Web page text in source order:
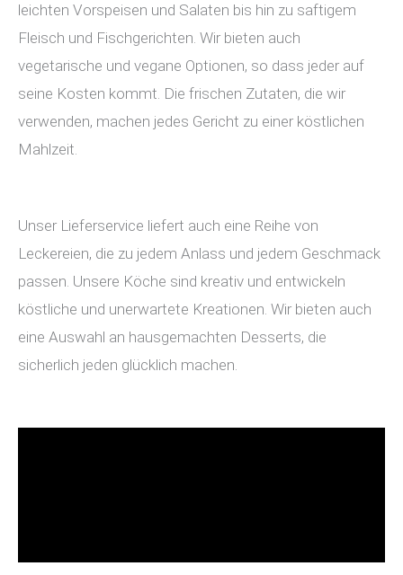
leichten Vorspeisen und Salaten bis hin zu saftigem
Fleisch und Fischgerichten. Wir bieten auch
vegetarische und vegane Optionen, so dass jeder auf
seine Kosten kommt. Die frischen Zutaten, die wir
verwenden, machen jedes Gericht zu einer köstlichen
Mahlzeit.
Unser Lieferservice liefert auch eine Reihe von
Leckereien, die zu jedem Anlass und jedem Geschmack
passen. Unsere Köche sind kreativ und entwickeln
köstliche und unerwartete Kreationen. Wir bieten auch
eine Auswahl an hausgemachten Desserts, die
sicherlich jeden glücklich machen.